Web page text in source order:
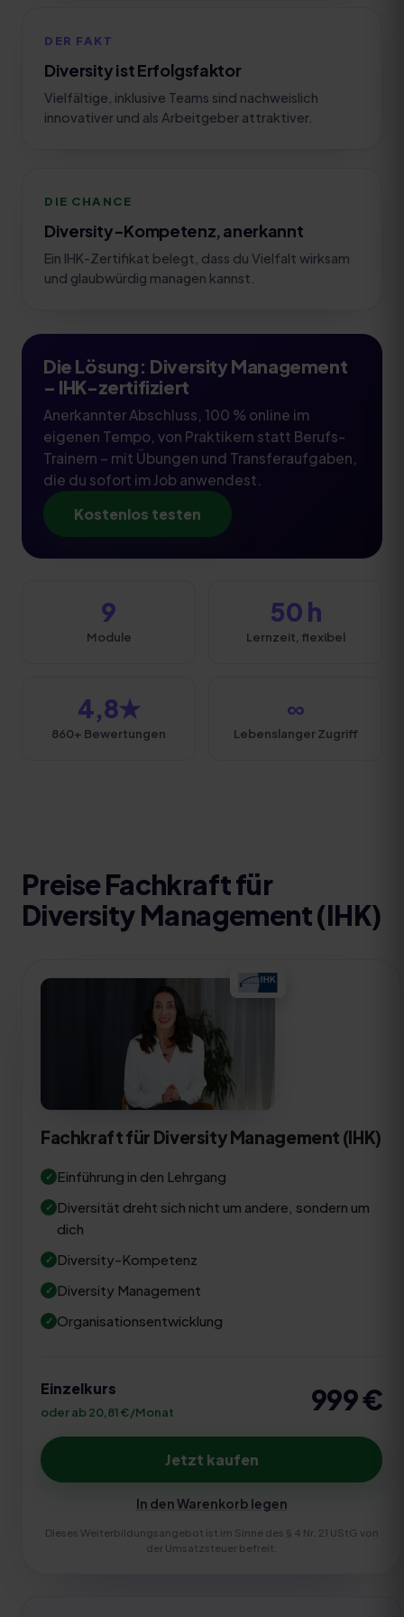
DER FAKT
Diversity ist Erfolgsfaktor
Vielfältige, inklusive Teams sind nachweislich
innovativer und als Arbeitgeber attraktiver.
DIE CHANCE
Diversity-Kompetenz, anerkannt
Ein IHK-Zertifikat belegt, dass du Vielfalt wirksam
und glaubwürdig managen kannst.
Die Lösung: Diversity Management
– IHK-zertifiziert
Anerkannter Abschluss, 100 % online im
eigenen Tempo, von Praktikern statt Berufs-
Trainern – mit Übungen und Transferaufgaben,
die du sofort im Job anwendest.
Kostenlos testen
9
Module
50 h
Lernzeit, flexibel
4,8★
860+ Bewertungen
∞
Lebenslanger Zugriff
PreiseFachkraft für
Diversity Management (IHK)
Fachkraft für Diversity Management (IHK)
Einführung in den Lehrgang
Diversität dreht sich nicht um andere, sondern um
dich
Diversity-Kompetenz
Diversity Management
Organisationsentwicklung
Einzelkurs
oder ab 20,81 €/Monat 999€
Jetzt kaufen
In den Warenkorb legen
Dieses Weiterbildungsangebot ist im Sinne des § 4 Nr. 21 UStG von
der Umsatzsteuer befreit.